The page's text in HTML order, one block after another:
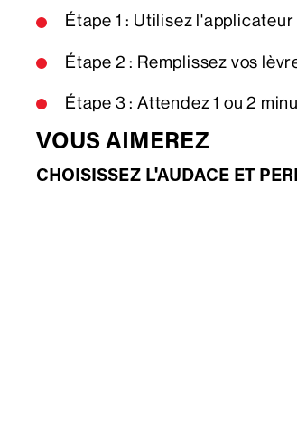
Étape 1 : Utilisez
Étape 2 : Remplissez vos
Étape 3 : Attendez 1 ou 2
VOUS AIMEREZ
CHOISISSEZ L'AUDACE ET